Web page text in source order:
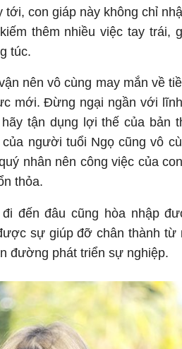
tới, con giáp này không chỉ
thêm nhiều việc tay trái,
túc.
nên vô cùng may mắn về
mới. Đừng ngại ngần với
tận dụng lợi thế của bản
người tuổi Ngọ cũng vô
nhân nên công việc của
thỏa.
đến đâu cũng hòa nhập
sự giúp đỡ chân thành từ
đường phát triển sự nghiệp.